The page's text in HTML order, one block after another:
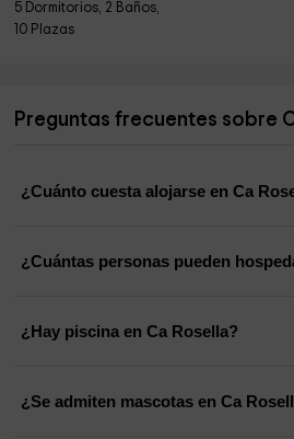
5 Dormitorios, 2 Baños,
10 Plazas
Preguntas frecuentes sobre
¿Cuánto cuesta alojarse en Ca
¿Cuántas personas pueden
¿Hay piscina en Ca Rosella?
¿Se admiten mascotas en Ca